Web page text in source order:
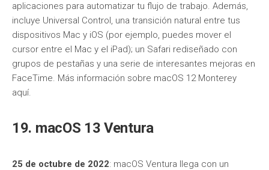
aplicaciones para automatizar tu flujo de trabajo. Además,
incluye Universal Control, una transición natural entre tus
dispositivos Mac y iOS (por ejemplo, puedes mover el
cursor entre el Mac y el iPad); un Safari rediseñado con
grupos de pestañas y una serie de interesantes mejoras en
FaceTime. Más información sobre macOS 12 Monterey
aquí.
19. macOS 13 Ventura
25 de octubre de 2022: macOS Ventura llega con un